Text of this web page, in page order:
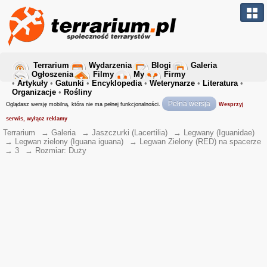
Terrarium Wydarzenia Blogi
Galeria
Ogłoszenia
Filmy My
Firmy
• Artykuły • Gatunki • Encyklopedia• Weterynarze • Literatura•
Organizacje • Rośliny
Oglądasz wersję mobilną, która nie ma pełnej funkcjonalności. Pełna wersja Wesprzyj
serwis, wyłącz reklamy
Terrarium → Galeria → Jaszczurki (Lacertilia) → Legwany (Iguanidae)
→ Legwan zielony (Iguana iguana) → Legwan Zielony (RED) na spacerze
→ 3 → Rozmiar: Duży